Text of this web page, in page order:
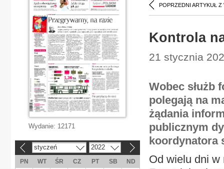
POPRZEDNI ARTYKUŁ Z
Kontrola
21 stycznia
Wobec służb
polegają na
żądania
publicznym
koordynatora
Od wielu dni w
Wydanie: 12171
styczeń 2022
PN WT ŚR CZ PT SB
ND